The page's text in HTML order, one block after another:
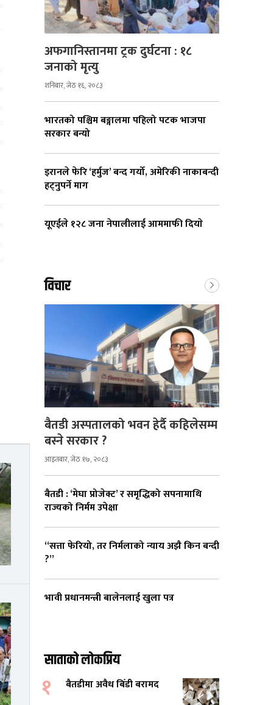
अफगानिस्तानमा ट्रक दुर्घटना : १८
जनाको मृत्यु
शनिबार, जेठ १६, २०८३
भारतको पश्चिम बङ्गालमा पहिलो पटक भाजपा
सरकार बन्यो
इरानले फेरि ‘हर्मुज’ बन्द गर्यो, अमेरिकी नाकाबन्दी
हट्नुपर्ने माग
यूएईले १२८ जना नेपालीलाई आममाफी दियाे
विचार
बैतडी अस्पतालको भवन हेर्दै कहिलेसम्म
बस्ने सरकार ?
आइतबार, जेठ १७, २०८३
बैतडी : ‘मेघा प्रोजेक्ट’ र समृद्धिको सपनामाथि
राज्यको निर्मम उपेक्षा
“सत्ता फेरियो, तर निर्मलाको न्याय अझै किन बन्दी
?”
भावी प्रधानमन्त्री बालेनलाई खुला पत्र
साताको लोकप्रिय
१ बैतडीमा अवैध बिँडी बरामद